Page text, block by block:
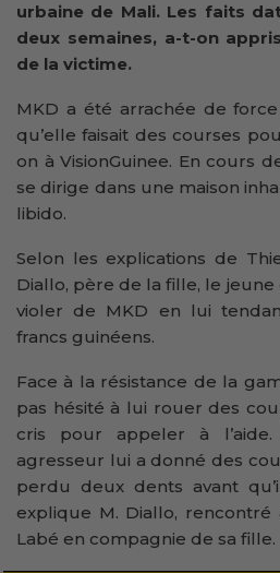
urbaine de Mali. Les faits
deux semaines, a-t-on
de la victime.
MKD a été arrachée de
qu’elle faisait des courses
on à VisionGuinee. En cours
se dirige dans une maison
libido.
Selon les explications de
Diallo, père de la fille, le
violer de MKD en lui
francs guinéens.
Face à la résistance de la
pas hésité à lui rouer des
cris pour appeler à l’aide.
agresseur lui a donné des
perdu deux dents avant
explique M. Diallo, rencontré
Labé en compagnie de sa fille.